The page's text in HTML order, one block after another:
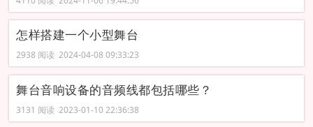
怎样搭建一个小型舞台
2938 阅读 2024-04-08 09:33:23
舞台音响设备的音频线都包括哪些？
3131 阅读 2023-01-10 22:36:38